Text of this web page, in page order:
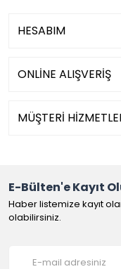
HESABIM
ONLİNE ALIŞVERİŞ
MÜŞTERİ
E-Bülten'e Kayıt
Haber listemize kayıt
olabilirsiniz.